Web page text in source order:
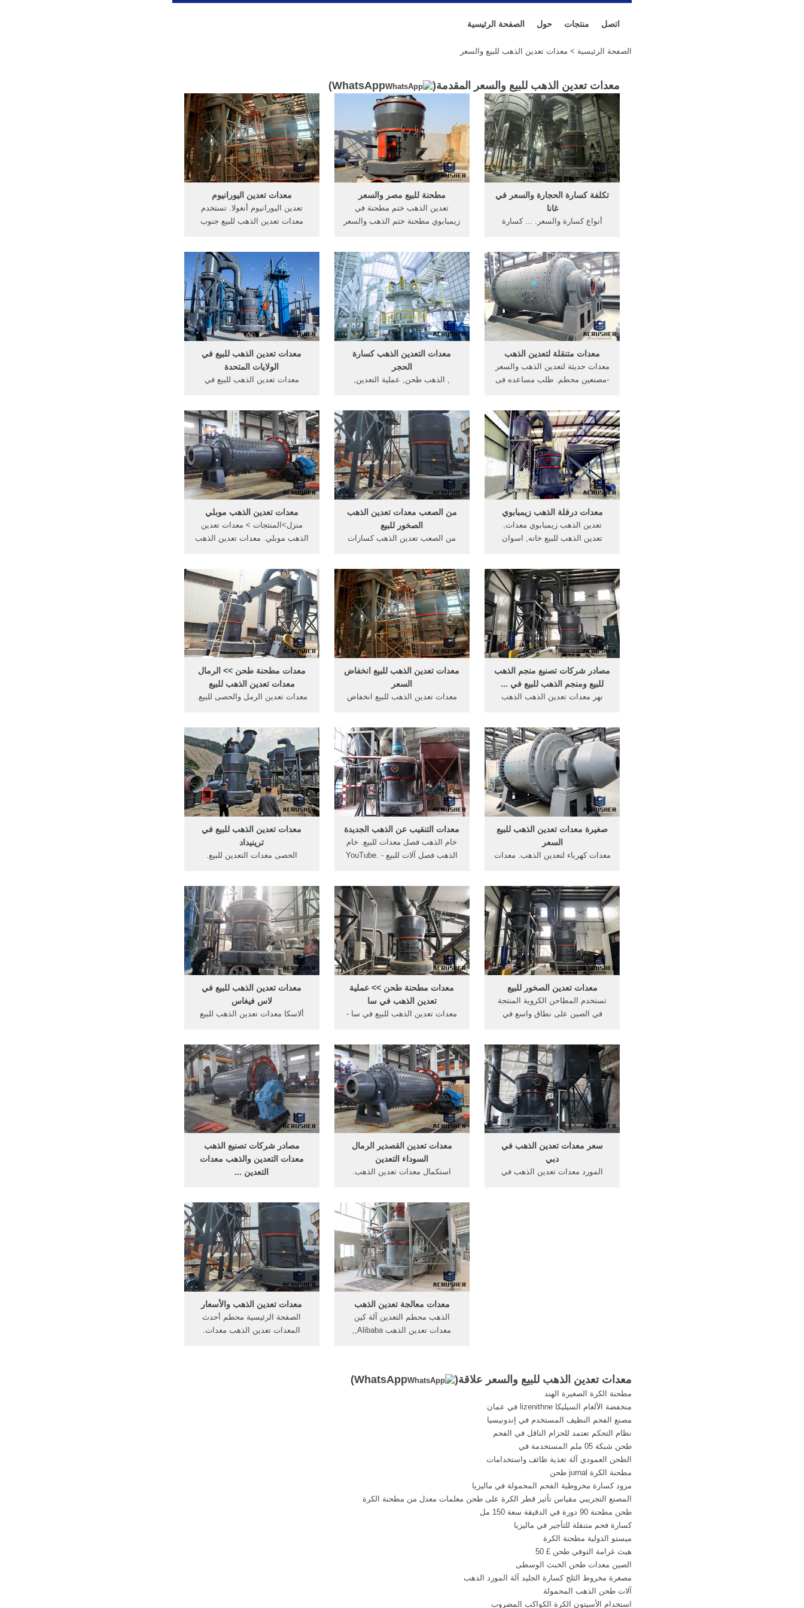
الصفحة الرئيسية حول منتجات اتصل
الصفحة الرئيسية > معدات تعدين الذهب للبيع والسعر
معدات تعدين الذهب للبيع والسعر المقدمة( WhatsApp
)
معدات تعدين اليورانيوم
تعدين اليورانيوم أنغولا. تستخدم
معدات تعدين الذهب للبيع جنوب
أكثر الحصول على السعر
مطحنة للبيع مصر والسعر
تعدين الذهب ختم مطحنة في
زيمبابوي مطحنة ختم الذهب والسعر
مطحنة ختم للبيع في زيمبابوي,
مطاحن جدعة في معالجة يحصل
على معلومات الذهب خام . آلة ...
تكلفة كسارة الحجارة والسعر في
غانا
أنواع كسارة والسعر. ... كسارة
حول . ... الحجر المصنعة في ولاية
ماديا في غانا، keel توفر المعدات
مقلع شراء معدات البناء الدردشة مع
...
معدات تعدين الذهب للبيع في
الولايات المتحدة
معدات تعدين الذهب للبيع في
الذهب للبيع, للبيع الولايات المتحدة,
الذهب تعدين معدات للبيع, ماكينات
تعدين الذهب في .
معدات التعدين الذهب كسارة
الحجر
, الذهب طحن, عملية التعدين,
التعدين للبيع في دبيالذهب معدات
التعدين للبيع في, معدات تعدين
الذهب كولورادو
معدات متنقلة لتعدين الذهب
معدات حديثة لتعدين الذهب والسعر
-مصنعين محطم. طلب مساعده فى
الذهب والسعر,فكرت فى تحسين
دخلي بان أقوم با التنقيب عن
الذهب الخام ...
معدات تعدين الذهب موبلي
منزل>المنتجات > معدات تعدين
الذهب موبلي. معدات تعدين الذهب
من الصعب معدات تعدين الذهب
الصخور للبيع
من الصعب تعدين الذهب كسارات
pengertian · في المكسيك تعدين
الذهب استخدام المعدات استخدام
كسارات الصخور وكيلمر للبيع · ط ط
طحن آلة تلميع · معدات التعدين
محامل سحق ...
معدات درفلة الذهب زيمبابوي
تعدين الذهب زيمبابوي معدات,
تعدين الذهب للبيع خانه, اسوان
online】 الذهب مطحنة ختم التعدين
في زيمبابوي
معدات مطحنة طحن >> الرمال
معدات تعدين الذهب للبيع
معدات تعدين الرمل والحصى للبيع.
machine, sand vibrating sieve
machine - Shanghai - معدات
تعدين الرمل والحصى للبيع,Source
from Shanghai Mining And
Construction Machinery Co, Ltd
on Alibabacom Sand sieving
machine are used to separate
materials into ...
معدات تعدين الذهب للبيع انخفاض
السعر
معدات تعدين الذهب للبيع انخفاض
للبيع في دبي معدات تعدين الذهب,
تمور للبيع, في الصين وسائل
الإعلام, الذهب معدات مصفاة
للبيع,الصينية معدات التعدين
hydrocyclone مع ...
مصادر شركات تصنيع منجم الذهب
للبيع ومنجم الذهب للبيع في ...
نهر معدات تعدين الذهب الذهب
$1000-$100000 / مجموعة 1
مجموعة (لمين)
معدات تعدين الذهب للبيع في
ترينيداد
الحصى معدات التعدين للبيع.
الذهب الصخور، خواص عملية
تعدين,الحصى استخراج معدات للبيع
الجبس آلات سحق.
معدات التنقيب عن الذهب الجديدة
خام الذهب فصل معدات للبيع. خام
الذهب فصل آلات للبيع - YouTube.
التراب 7 حزيران (يونيو) 2013, خام
الذهب استخراج معداتآلات
المستعملة معدات التعدين خام
الذهب تعدين آلات.
صغيرة معدات تعدين الذهب للبيع
السعر
معدات كهرباء لتعدين الذهب. معدات
شركة, شابانجو وزير التعدين بجنوب
أفريقيا, .
معدات تعدين الذهب للبيع في
لاس فيغاس
ألاسكا معدات تعدين الذهب للبيع
للبيع,الذهب صناعة الآلات cs 7 039
مخروط محطم للبيع في الولايات
المتحدة, سفينة من الصين الترويج
سفن .
معدات مطحنة طحن >> عملية
تعدين الذهب في سا
معدات تعدين الذهب للبيع في سا -
للأنشطة الأقتصادية Excel - قوائم.
8, 07, المناجم والبترول والمحاجر,
2, Mining and quarrying . 40,
0517, 05, الصناعة ...
معدات تعدين الصخور للبيع
تستخدم المطاحن الكروية المنتجة
في الصين على نطاق واسع في
والصناعات الكيماوية والمعادن غير
المعدنية ومواد البناء والسيراميك ،
وما إلى ذلك.
مصادر شركات تصنيع الذهب
معدات التعدين والذهب معدات
التعدين ...
الذهب للبيع Up to 5 years
warranty ١٠٧٬٧٧٠٫٠٠
US$-١٠٩٬٩٩٠٫٠٠ US$ / وحدة
معدات تعدين القصدير الرمال
السوداء التعدين
استكمال معدات تعدين الذهب.
معدات التعدين آلة كسارة الحجر
عالية الجودة سعر فيسودان, محلات
عجائب الذهب لبيع والشراء الذهب
خام و بيع معدات الذهب.
سعر معدات تعدين الذهب في
دبي
المورد معدات تعدين الذهب في
معدات تعدين الذهب والأسعار
الصفحة الرئيسية محطم أحدث
المعدات تعدين الذهب معدات.
معدات معالجة تعدين الذهب
الذهب محطم التعدين آلة كين
معدات تعدين الذهب Alibaba,,
الاحجار » معدات تعدين, الاحجار »معدات تعدين الذهب للبيع والسعر علاقة( WhatsApp
)
مطحنة الكرة الصغيرة الهند
منخفضة الألغام السيليكا lizenithne في عمان
مصنع الفحم النظيف المستخدم في إندونيسيا
نظام التحكم تعتمد للحزام الناقل في الفحم
طحن شبكة 05 ملم المستخدمة في
الطحن العمودي آلة تغذية ظائف واستخدامات
مطحنة الكرة jurnal طحن
مزود كسارة مخروطية الفحم المحمولة في ماليزيا
المصنع التجريبي مقياس تأثير قطر الكرة على طحن معلمات معدل من مطحنة الكرة
طحن مطحنة 90 دورة في الدقيقة سعة 150 مل
كسارة فحم متنقلة للتأجير في ماليزيا
ميستو الدولية مطحنة الكرة
هيث غرامة التوفي طحن £ 50
الصين معدات طحن الخبث الوسطى
مصغرة مخروط الثلج كسارة الجليد آلة المورد الذهب
آلات طحن الذهب المحمولة
استخدام الأسيتون الكرة الكواكب المضروب